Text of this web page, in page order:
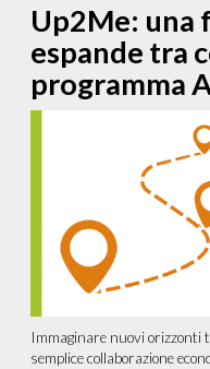
Up2Me: una
espande tra
programma
Immaginare nuovi orizzonti
semplice collaborazione